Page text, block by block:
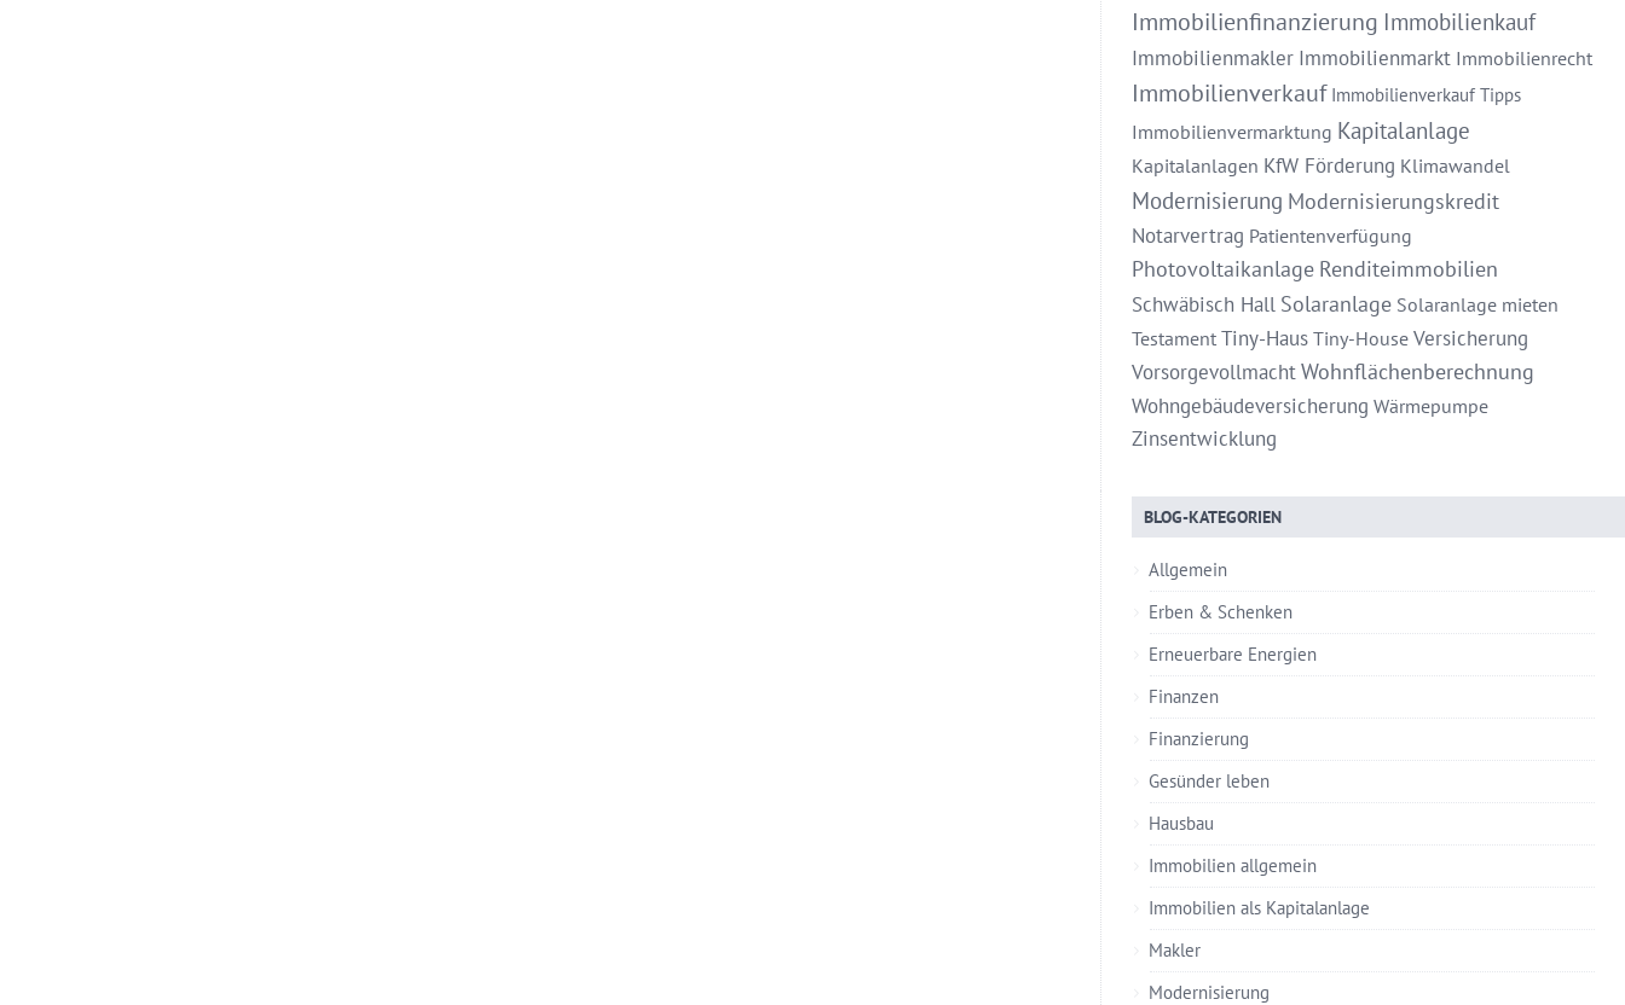
Immobilienfinanzierung Immobilienkauf
Immobilienmakler Immobilienmarkt Immobilienrecht
Immobilienverkauf Immobilienverkauf Tipps
Immobilienvermarktung Kapitalanlage
Kapitalanlagen KfW Förderung Klimawandel
Modernisierung Modernisierungskredit
Notarvertrag Patientenverfügung
Photovoltaikanlage Renditeimmobilien
Schwäbisch Hall Solaranlage Solaranlage mieten
Testament Tiny-Haus Tiny-House Versicherung
VorsorgevollmachtWohnflächenberechnung
Wohngebäudeversicherung Wärmepumpe
Zinsentwicklung
BLOG-KATEGORIEN
Allgemein
Erben & Schenken
Erneuerbare Energien
Finanzen
Finanzierung
Gesünder leben
Hausbau
Immobilien allgemein
Immobilien als Kapitalanlage
Makler
Modernisierung